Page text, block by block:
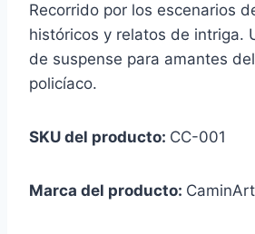
Recorrido por los escenarios
históricos y relatos de intriga.
de suspense para amantes
policíaco.
SKU del producto: CC-001
Marca del producto: CaminArt